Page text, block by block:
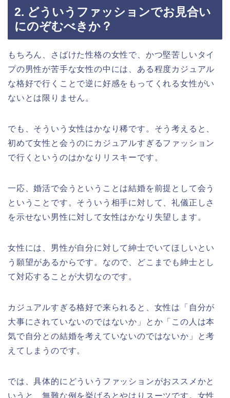
2. どういうファッションでお見合い
にのぞむべきか？
もちろん、さばけた性格の女性で、かつ堅苦しいタイ
プの男性が苦手な女性の中には、ある程度カジュアル
な格好で行くことで逆に好感をもってくれる女性がい
ないとは限りません。
でも、そういう女性はかなり稀です。そう考えると、
初めて女性と会うのにカジュアルすぎるファッション
で行くというのはかなりリスキーです。
一応、婚活で会うということは結婚を前提として会う
ということです。そういう相手に対して、礼儀正しさ
を示せない男性に対して女性はかなり失望します。
女性には、男性が自分に対して紳士でいてほしいとい
う願望があるからです。なので、どこまでも紳士とし
て対応することが大切なのです。
カジュアルすぎる格好で来られると、女性は「自分が
大事にされていないのではないか」とか「この人は本
気で自分との結婚を考えていないのではないか」と考
えてしまうのです。
では、具体的にどういうファッションがおススメかと
いうと、無難な例を挙げるとやはりスーツです。女性